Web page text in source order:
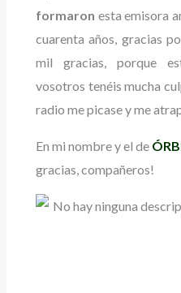
formaron esta emisora
cuarenta años, gracias
mil gracias, porque
vosotros tenéis mucha
radio me picase y me
En mi nombre y el de
gracias, compañeros!